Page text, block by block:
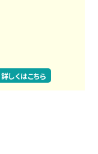
詳しくはこちら